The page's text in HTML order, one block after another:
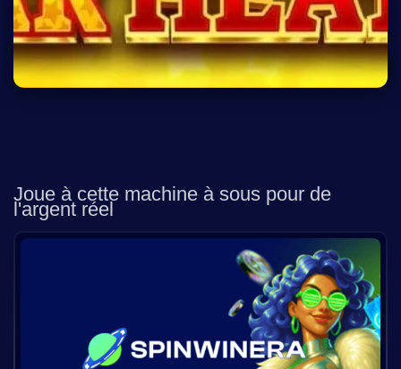
Joue à cette machine à sous pour de
l'argent réel